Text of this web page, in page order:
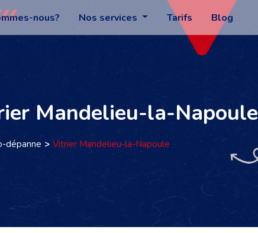
nous? Nos services Tarifs Blog
Mandelieu-la-Napoule
dépanne Vitrier Mandelieu-la-Napoule